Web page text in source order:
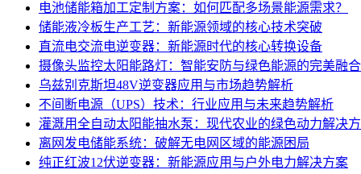
电池储能箱加工定制方案：如何匹配多场景能源需求？
储能液冷板生产工艺：新能源领域的核心技术突破
直流电交流电逆变器：新能源时代的核心转换设备
摄像头监控太阳能路灯：智能安防与绿色能源的完美融合
乌兹别克斯坦48V逆变器应用与市场趋势解析
不间断电源（UPS）技术：行业应用与未来趋势解析
灌溉用全自动太阳能抽水泵：现代农业的绿色动力解决
离网发电储能系统：破解无电网区域的能源困局
纯正红波12伏逆变器：新能源应用与户外电力解决方案